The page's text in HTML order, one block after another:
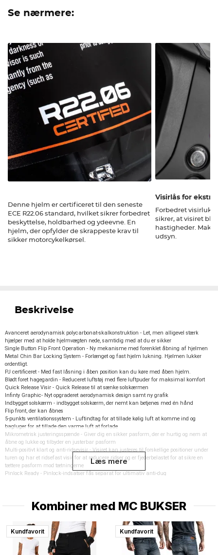
Se nærmere:
Denne hjelm er certificeret til den seneste
ECE R22.06 standard, hvilket sikrer forbedret
beskyttelse, holdbarhed og ydeevne. En
hjelm, der opfylder de skrappeste krav til
sikker motorcykelkørsel.
Visirlås for
Forbedret
sikrer, at visiret
hastigheder.
udsyn.
Beskrivelse
Avanceret aerodynamisk polycarbonat-skalkonstruktion - Let, men alligevel stærk
hjælper med at holde hjelmvægten nede, samtidig med at du er sikker
Single Button Flip Front Operation - Ny mekanisme med forenklet åbning af hjelmen
Metal Chin Bar Locking System - Forlænget og fast hjelm lukning. Hjelmen lukker
ordentligt.
PJ certificeret - Med fast låsning i åben position kan du køre med åben hjelm.
Blødt foret hagegardin - Reduceret luftstøj med flere luftpuder for maksimal komfort
Quick Release Visir - Quick Release til at sænke solskærmen
Infinty Graphic- Nyt opgraderet aerodynamisk design samt ny grafik
Indbygget solskærm - indbygget solskærm, der nemt kan betjenes med én hånd
Flip front, der kan åbnes
5-punkts ventilationssystem - Luftindtag for at tillade kølig luft at komme ind og
bagluger for at tillade den varme luft at forlade
Mikrometrisk justeringsspænde - Giver dig en sikker pasform, der er hurtig og nem at
åbne og lukke og tilbyder en justerbar pasform
Multi-positivt klart og anti-ridsevisir - Visiret kan justeres til forskellige positioner under
turen og har et ridsefast visir for at reducere ridser og er fjederbelastet for at sikre en
tættere pasform mod tætningerne
Pinlock Ready - Pinlock-indsatser fås separat for ultimativ anti-dug
Aftagelig åndedrætsværn
OPMÆRKSOMHED! Leveres med gennemsigtigt visir.!
Størrelse Mål omkring panden
XXXS 49-50 cm
Læs mere
Kombiner med MC BUKSER
Kundfavorit Kundfavorit